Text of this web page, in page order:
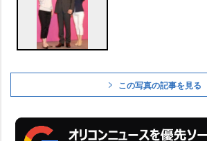
この写真の記事を見る